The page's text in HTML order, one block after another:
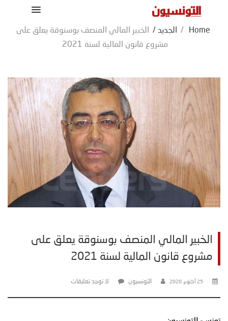
Home
/ الجديد /
الخبير المالي المنصف بوسنوقة يعلق على
مشروع قانون المالية لسنة 2021
الخبير المالي المنصف بوسنوقة يعلق على
مشروع قانون المالية لسنة 2021
25 أكتوبر، 2020 التونسيون لا توجد تعليقات